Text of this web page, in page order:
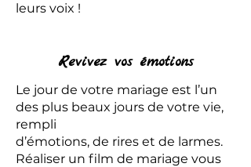
leurs voix !
Revivez vos émotions
Le jour de votre mariage est l’un
des plus beaux jours de votre vie,
rempli
d’émotions, de rires et de larmes.
Réaliser un film de mariage vous